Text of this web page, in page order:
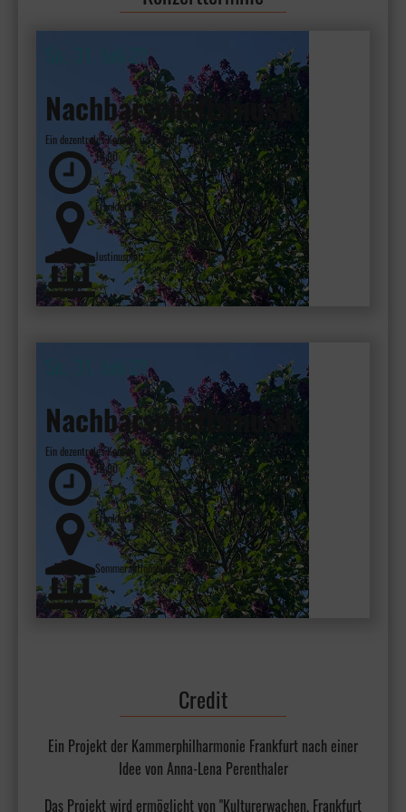
Sa., 31. Juli 21
Nachbarschaftsmusik
Ein dezentrales Konzert im Freien
16:00
Frankfurt - Höchst
Justinusplatz
Sa., 31. Juli 21
Nachbarschaftsmusik
Ein dezentrales Konzert im Freien
18:00
Frankfurt - Höchst
Sommeraktionsbühne
Credit
Ein Projekt der Kammerphilharmonie Frankfurt nach einer
Idee von Anna-Lena Perenthaler
Das Projekt wird ermöglicht von "Kulturerwachen. Frankfurt